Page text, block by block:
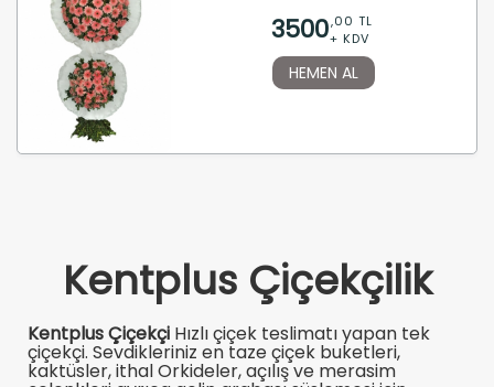
3500,00 TL
+ KDV
HEMEN AL
Kentplus Çiçekçilik
Kentplus Çiçekçi Hızlı çiçek teslimatı yapan tek
çiçekçi. Sevdikleriniz en taze çiçek buketleri,
kaktüsler, ithal Orkideler, açılış ve merasim